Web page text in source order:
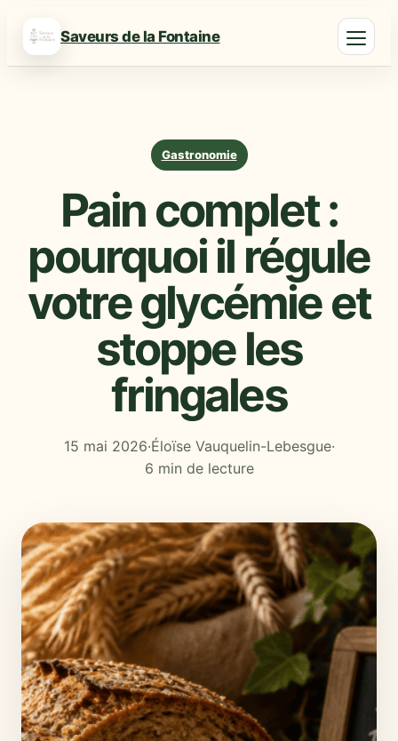
Saveurs de la Fontaine
Gastronomie
Pain complet :
pourquoi il régule
votre glycémie et
stoppe les
fringales
15 mai 2026·Éloïse Vauquelin-Lebesgue·
6 min de lecture